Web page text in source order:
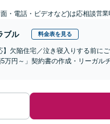
・電話・ビデオなど)は応相談営業
ブル 料金表を見る
】欠陥住宅／泣き寝入りする前に
万円～」契約書の作成・リーガル